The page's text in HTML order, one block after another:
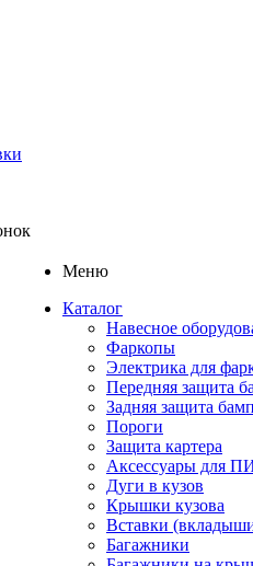
Меню
Каталог
Навесное
Фаркопы
Электрика для
Передняя защита
Задняя защита
Пороги
Защита картера
Аксессуары для
Дуги в кузов
Крышки кузова
Вставки
Багажники